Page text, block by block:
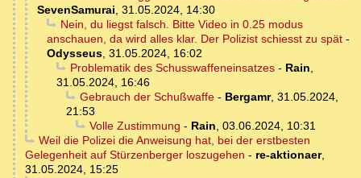
SevenSamurai, 31.05.2024, 14:30
Nein, du liegst falsch. Bitte Video in 0.25 modus
anschauen, da wird alles klar. Der Polizist schiesst zu spät -
Odysseus, 31.05.2024, 16:02
Problematik des Schusswaffeneinsatzes- Rain,
31.05.2024, 16:46
Gebrauch der Schußwaffe- Bergamr, 31.05.2024,
21:53
Volle Zustimmung - Rain, 03.06.2024, 10:31
Weil die Polizei die Anweisung hat, bei der erstbesten
Gelegenheit auf Stürzenberger loszugehen - re-aktionaer,
31.05.2024, 15:25